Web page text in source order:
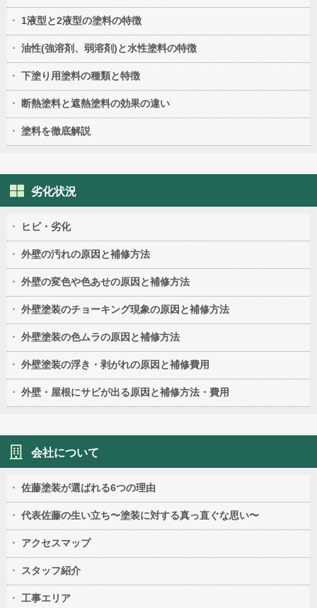
1液型と2液型の塗料の特徴
油性(強溶剤、弱溶剤)と水性塗料の特徴
下塗り用塗料の種類と特徴
断熱塗料と遮熱塗料の効果の違い
塗料を徹底解説
劣化状況
ヒビ・劣化
外壁の汚れの原因と補修方法
外壁の変色や色あせの原因と補修方法
外壁塗装のチョーキング現象の原因と補修方法
外壁塗装の色ムラの原因と補修方法
外壁塗装の浮き・剥がれの原因と補修費用
外壁・屋根にサビが出る原因と補修方法・費用
会社について
佐藤塗装が選ばれる6つの理由
代表佐藤の生い立ち〜塗装に対する真っ直ぐな思い〜
アクセスマップ
スタッフ紹介
工事エリア